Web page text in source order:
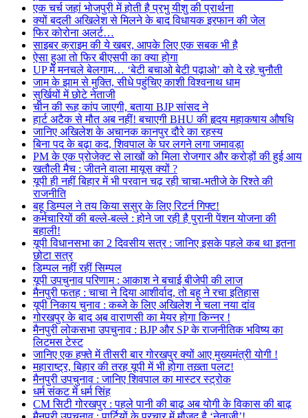
एक चर्च जहां भोजपुरी में होती है प्रभु यीशु की प्रार्थना
क्यों बदली अखिलेश से मिलने के बाद विधायक इरफान की जेल
फिर कोरोना अलर्ट…
साइबर क्राइम की ये खबर, आपके लिए एक सबक भी है
ऐसा हुआ तो फिर बीएसपी का क्या होगा
UP में मनचले बेलगाम… ‘बेटी बचाओ बेटी पढ़ाओ’ को दे रहे चुनौती
जाम के झाम से मुक्ति, सीधे पहुंचिए काशी विश्वनाथ धाम
सुर्खियों में छोटे नेताजी
चीन की रूह कांप जाएगी, बताया BJP सांसद ने
हार्ट अटैक से मौत अब नहीं! बचाएगी BHU की हृदय महाकषाय औषधि
जानिए अखिलेश के अचानक कानपुर दौरे का रहस्य
बिना पद के बढ़ा कद, शिवपाल के घर लगने लगा जमावड़ा
PM के एक प्रोजेक्ट से लाखों को मिला रोजगार और करोड़ों की हुई आय
खतौली मैच : जीतने वाला मायूस क्यों ?
यूपी ही नहीं बिहार में भी परवान चढ़ रही चाचा-भतीजे के रिश्ते की
राजनीति
बहू डिम्पल ने तय किया ससुर के लिए रिटर्न गिफ्ट!
कर्मचारियों की बल्ले-बल्ले : होने जा रही है पुरानी पेंशन योजना की
बहाली!
यूपी विधानसभा का 2 दिवसीय सत्र : जानिए इसके पहले कब था इतना
छोटा सत्र
डिम्पल नहीं रहीं सिम्पल
यूपी उपचुनाव परिणाम : आकाश ने बचाई बीजेपी की लाज
मैनपुरी फतह : चाचा ने दिया आशीर्वाद, तो बहू ने रचा इतिहास
यूपी निकाय चुनाव : कब्जे के लिए अखिलेश ने चला नया दांव
गोरखपुर के बाद अब वाराणसी का मेयर होगा किन्नर !
मैनपुरी लोकसभा उपचुनाव : BJP और SP के राजनीतिक भविष्य का
लिटमस टेस्ट
जानिए एक हफ्ते में तीसरी बार गोरखपुर क्यों आए मुख्यमंत्री योगी !
महाराष्ट्र, बिहार की तरह यूपी में भी होगा तख़्ता पलट!
मैनपुरी उपचुनाव : जानिए शिवपाल का मास्टर स्ट्रोक
धर्म संकट में धर्म सिंह
CM सिटी गोरखपुर : पहले पानी की बाढ़ अब योगी के विकास की बाढ़